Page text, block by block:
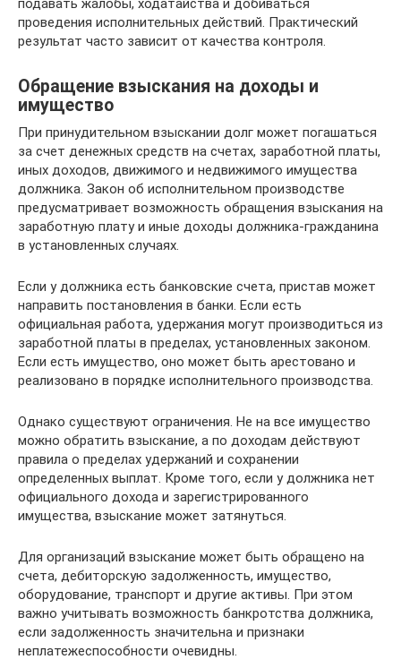
подавать жалобы, ходатайства и добиваться
проведения исполнительных действий. Практический
результат часто зависит от качества контроля.
Обращение взыскания на доходы и
имущество
При принудительном взыскании долг может погашаться
за счет денежных средств на счетах, заработной платы,
иных доходов, движимого и недвижимого имущества
должника. Закон об исполнительном производстве
предусматривает возможность обращения взыскания на
заработную плату и иные доходы должника-гражданина
в установленных случаях.
Если у должника есть банковские счета, пристав может
направить постановления в банки. Если есть
официальная работа, удержания могут производиться из
заработной платы в пределах, установленных законом.
Если есть имущество, оно может быть арестовано и
реализовано в порядке исполнительного производства.
Однако существуют ограничения. Не на все имущество
можно обратить взыскание, а по доходам действуют
правила о пределах удержаний и сохранении
определенных выплат. Кроме того, если у должника нет
официального дохода и зарегистрированного
имущества, взыскание может затянуться.
Для организаций взыскание может быть обращено на
счета, дебиторскую задолженность, имущество,
оборудование, транспорт и другие активы. При этом
важно учитывать возможность банкротства должника,
если задолженность значительна и признаки
неплатежеспособности очевидны.